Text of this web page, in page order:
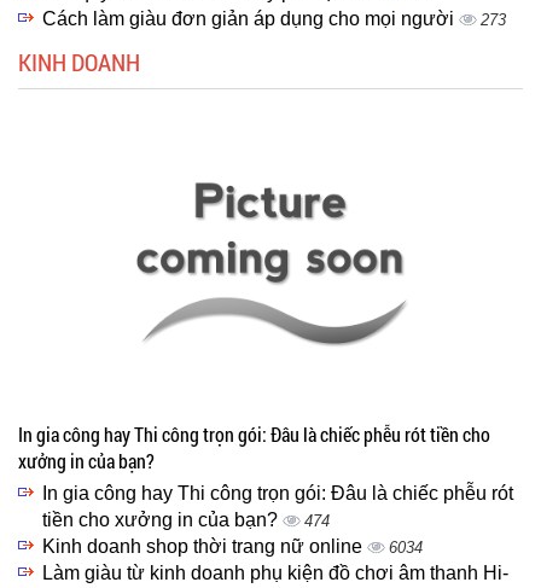
Cách làm giàu đơn giản áp dụng cho mọi người 273
KINH DOANH
In gia công hay Thi công trọn gói: Đâu là chiếc phễu rót tiền cho
xưởng in của bạn?
In gia công hay Thi công trọn gói: Đâu là chiếc phễu rót
tiền cho xưởng in của bạn?
474
Kinh doanh shop thời trang nữ online 6034
Làm giàu từ kinh doanh phụ kiện đồ chơi âm thanh Hi-